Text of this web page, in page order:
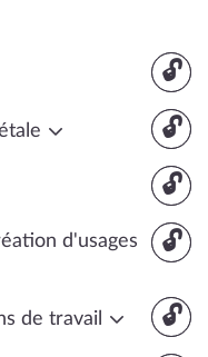
🔓
🔓
🔓
🔓
d'usages
🔓
de travail